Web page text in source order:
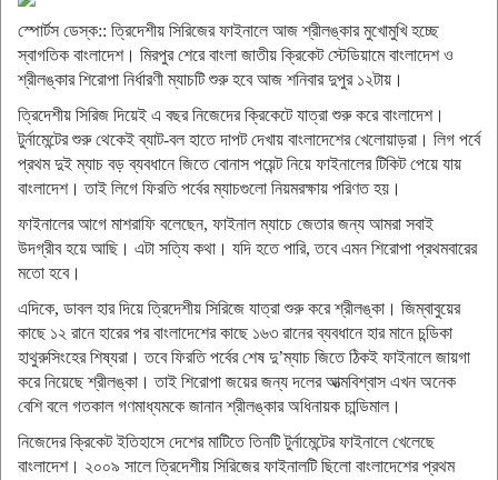
স্পোর্টস ডেস্ক:: ত্রিদেশীয় সিরিজের ফাইনালে আজ শ্রীলঙ্কার মুখোমুখি হচ্ছে
স্বাগতিক বাংলাদেশ। মিরপুর শেরে বাংলা জাতীয় ক্রিকেট স্টেডিয়ামে বাংলাদেশ ও
শ্রীলঙ্কার শিরোপা নির্ধারণী ম্যাচটি শুরু হবে আজ শনিবার দুপুর ১২টায়।
ত্রিদেশীয় সিরিজ দিয়েই এ বছর নিজেদের ক্রিকেটে যাত্রা শুরু করে বাংলাদেশ।
টুর্নামেন্টের শুরু থেকেই ব্যাট-বল হাতে দাপট দেখায় বাংলাদেশের খেলোয়াড়রা। লিগ পর্বে
প্রথম দুই ম্যাচ বড় ব্যবধানে জিতে বোনাস পয়েন্ট নিয়ে ফাইনালের টিকিট পেয়ে যায়
বাংলাদেশ। তাই লিগে ফিরতি পর্বের ম্যাচগুলো নিয়মরক্ষায় পরিণত হয়।
ফাইনালের আগে মাশরাফি বলেছেন, ফাইনাল ম্যাচে জেতার জন্য আমরা সবাই
উদগ্রীব হয়ে আছি। এটা সত্যি কথা। যদি হতে পারি, তবে এমন শিরোপা প্রথমবারের
মতো হবে।
এদিকে, ডাবল হার দিয়ে ত্রিদেশীয় সিরিজে যাত্রা শুরু করে শ্রীলঙ্কা। জিম্বাবুয়ের
কাছে ১২ রানে হারের পর বাংলাদেশের কাছে ১৬৩ রানের ব্যবধানে হার মানে চন্ডিকা
হাথুরুসিংহের শিষ্যরা। তবে ফিরতি পর্বের শেষ দু’ম্যাচ জিতে ঠিকই ফাইনালে জায়গা
করে নিয়েছে শ্রীলঙ্কা। তাই শিরোপা জয়ের জন্য দলের আত্মবিশ্বাস এখন অনেক
বেশি বলে গতকাল গণমাধ্যমকে জানান শ্রীলঙ্কার অধিনায়ক চান্ডিমাল।
নিজেদের ক্রিকেট ইতিহাসে দেশের মাটিতে তিনটি টুর্নামেন্টের ফাইনালে খেলেছে
বাংলাদেশ। ২০০৯ সালে ত্রিদেশীয় সিরিজের ফাইনালটি ছিলো বাংলাদেশের প্রথম